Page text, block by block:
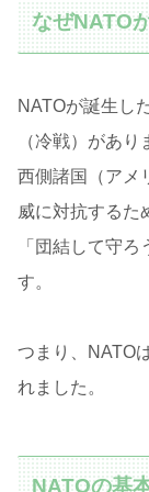
なぜNATO
NATOが誕生し
（冷戦）があり
西側諸国（アメ
威に対抗するた
「団結して守
す。
つまり、NATO
れました。
NATOの基